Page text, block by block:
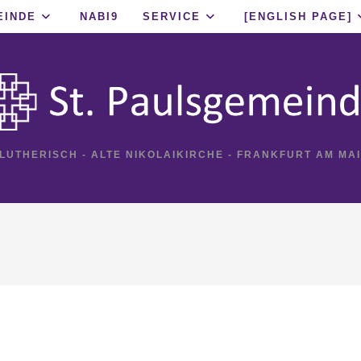
NABI9 SERVICE [ENGLISH PAGE]
- ALTE NIKOLAIKIRCHE - FRANKFURT AM